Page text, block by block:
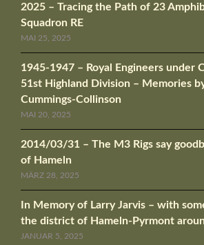
2025 – Tracing the Path of 23
Squadron RE
MAI 25, 2025
1945-1947 – Royal Engineers under
51st Highland Division – Memories
Cummings-Collinson
MAI 20, 2025
2014/03/31 – The M3 Rigs say
of Hameln
MÄRZ 28, 2025
In Memory of Larry Jarvis – with
the district of Hameln-Pyrmont
JANUAR 5, 2025